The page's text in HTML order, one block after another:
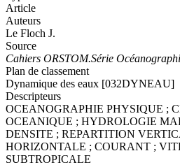
Article
Auteurs
Le Floch J.
Source
Cahiers ORSTOM.Série
Plan de classement
Dynamique des eaux [032DYNEAU]
Descripteurs
OCEANOGRAPHIE PHYSIQUE ;
OCEANIQUE ; HYDROLOGIE
DENSITE ; REPARTITION
HORIZONTALE ; COURANT ;
SUBTROPICALE